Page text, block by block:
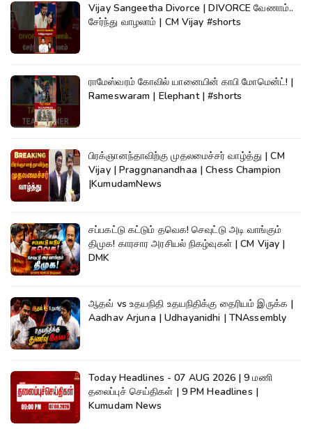
Vijay Sangeetha Divorce | DIVORCE வேணாம்..
சேர்ந்து வாழலாம் | CM Vijay #shorts
ராமேஸ்வரம் கோவில் யானையின் காபி மோமென்ட்! |
Rameswaram | Elephant | #shorts
பிரக்ஞானந்தாவிற்கு முதலமைச்சர் வாழ்த்து | CM
Vijay | Praggnanandhaa | Chess Champion
|KumudamNews
சப்பகட்டு கட்டும் தவெக! செவுட்டு அடி வாங்கும்
திமுக! காரசார அரசியல் நிகழ்வுகள் | CM Vijay |
DMK
ஆதவ் vs உதயநிதி உதயநிதிக்கு தைரியம் இருக்க |
Aadhav Arjuna | Udhayanidhi | TNAssembly
Today Headlines - 07 AUG 2026 | 9 மணி
தலைப்புச் செய்திகள் | 9 PM Headlines |
Kumudam News